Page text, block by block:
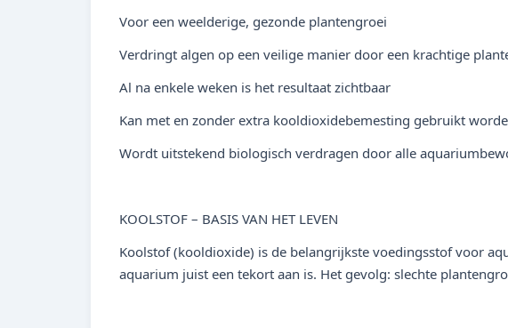
Voor een weelderige, gezonde plantengroei
Verdringt algen op een veilige manier door een krachtige
Al na enkele weken is het resultaat zichtbaar
Kan met en zonder extra kooldioxidebemesting gebruikt
Wordt uitstekend biologisch verdragen door alle
KOOLSTOF – BASIS VAN HET LEVEN
Koolstof (kooldioxide) is de belangrijkste voedingsstof voor
aquarium juist een tekort aan is. Het gevolg: slechte